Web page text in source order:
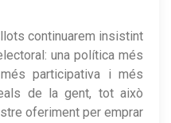
continuarem insistint
una política més
participativa i més
de la gent, tot això
oferiment per emprar